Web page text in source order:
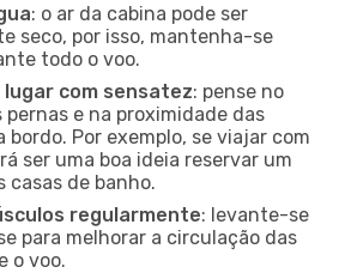
: o ar da cabina pode ser
seco, por isso, mantenha-se
todo o voo.
lugar com sensatez: pense no
pernas e na proximidade das
bordo. Por exemplo, se viajar com
ser uma boa ideia reservar um
casas de banho.
regularmente: levante-se
para melhorar a circulação das
o voo.